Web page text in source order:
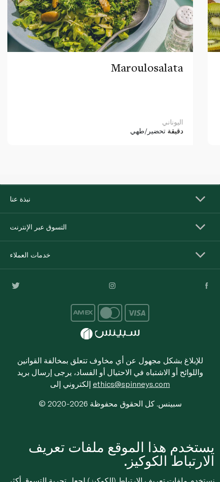
Maroulosalata
اليوناني
دقيقة تحضير/طهي
نبذة عنا
التسوق عبر الإنترنت
خدمات العملاء
للإبلاغ بشكل مجهول عن أي مخاوف تتعلق بمخالفة القوانين
واللوائح أو الاشتباه في الاحتيال أو الفساد، يرجى إرسال بريد
ethics@spinneys.com
© 2020-2026 سبينس. كل الحقوق محفوظة
يستخدم هذا الموقع ملفات تعريف
الارتباط الكوكيز.